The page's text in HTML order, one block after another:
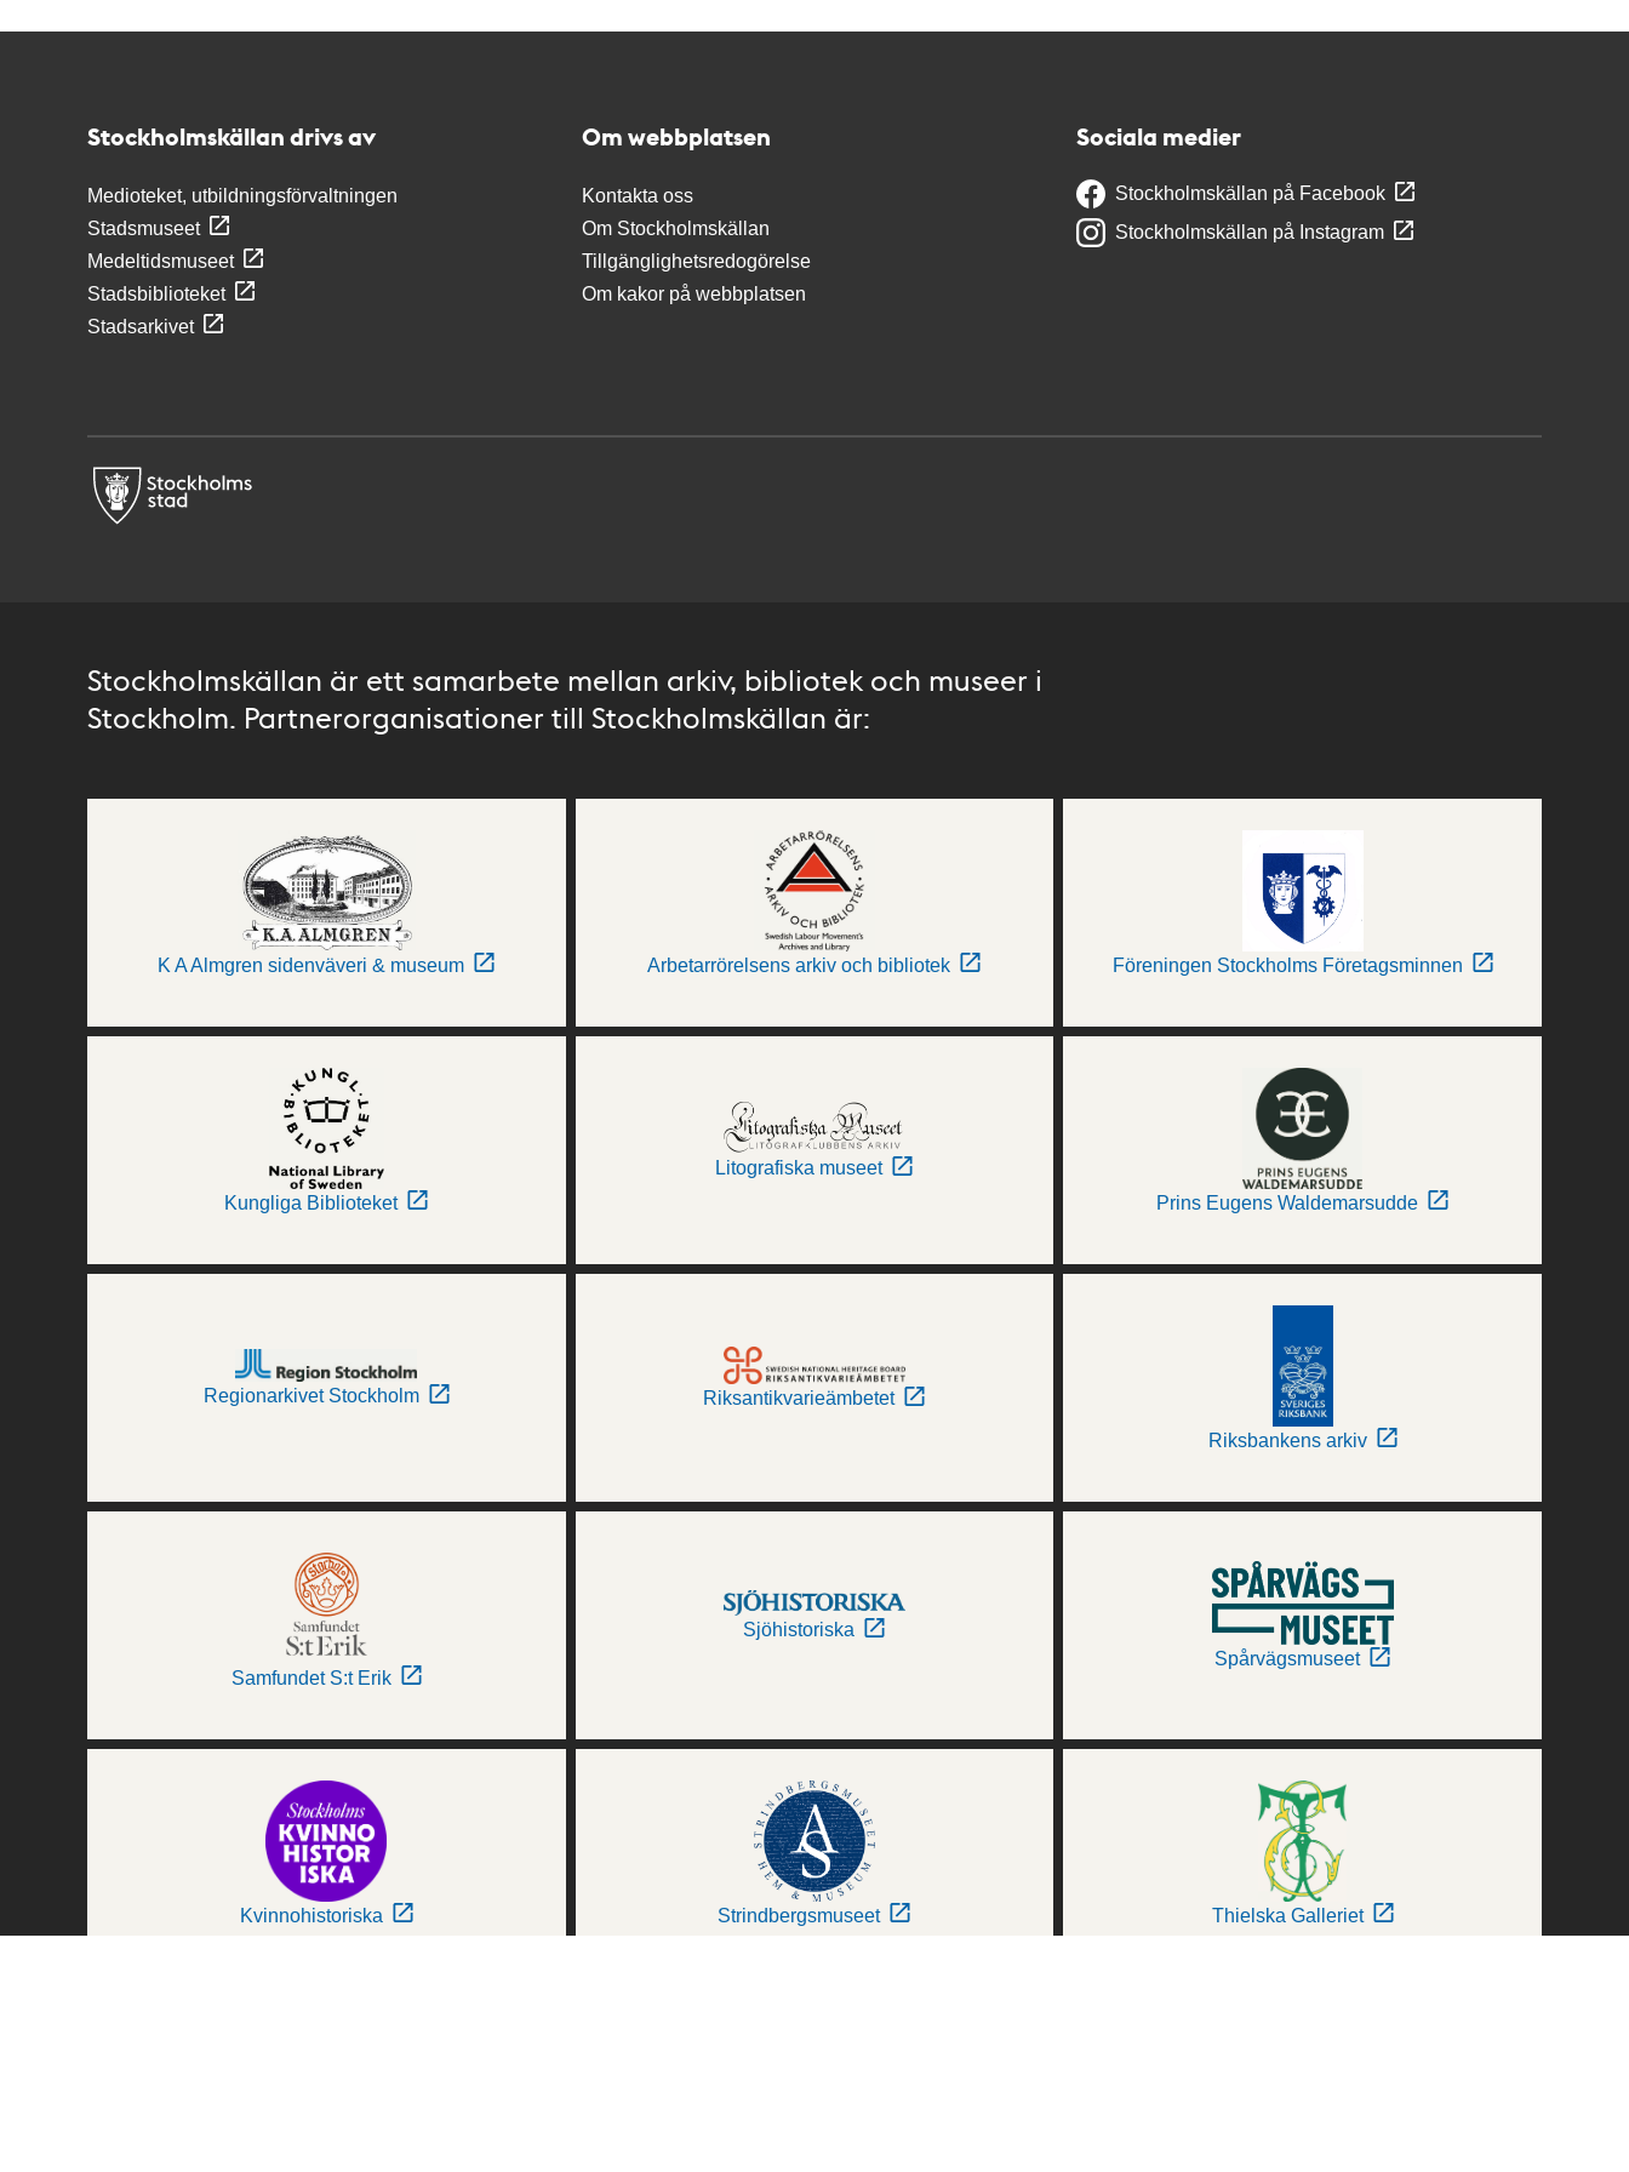
Stockholmskällan drivs av
Medioteket, utbildningsförvaltningen
Stadsmuseet
Medeltidsmuseet
Stadsbiblioteket
Stadsarkivet
Om webbplatsen
Kontakta oss
Om Stockholmskällan
Tillgänglighetsredogörelse
Om kakor på webbplatsen
Sociala medier
Stockholmskällan på Facebook
Stockholmskällan på Instagram
Stockholmskällan är ett samarbete mellan arkiv, bibliotek och museer i
Stockholm. Partnerorganisationer till Stockholmskällan är:
K A Almgren sidenväveri & museum Arbetarrörelsens arkiv och bibliotek Föreningen Stockholms Företagsminnen
Kungliga Biblioteket
Litografiska museet
Prins Eugens Waldemarsudde
Regionarkivet Stockholm Riksantikvarieämbetet
Riksbankens arkiv
Samfundet S:t Erik
Sjöhistoriska
Spårvägsmuseet
Kvinnohistoriska Strindbergsmuseet Thielska Galleriet